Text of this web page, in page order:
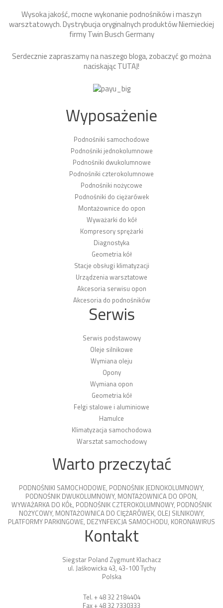
Wysoka jakość, mocne wykonanie podnośników i maszyn
warsztatowych. Dystrybucja oryginalnych produktów Niemieckiej
firmy Twin Busch Germany
Serdecznie zapraszamy na naszego bloga, zobaczyć go można
naciskającTUTAJ!
Wyposażenie
Podnośniki samochodowe
Podnośniki jednokolumnowe
Podnośniki dwukolumnowe
Podnośniki czterokolumnowe
Podnośniki nożycowe
Podnośniki do ciężarówek
Montażownice do opon
Wyważarki do kół
Kompresory sprężarki
Diagnostyka
Geometria kół
Stacje obsługi klimatyzacji
Urządzenia warsztatowe
Akcesoria serwisu opon
Akcesoria do podnośników
Serwis
Serwis podstawowy
Oleje silnikowe
Wymiana oleju
Opony
Wymiana opon
Geometria kół
Felgi stalowe i aluminiowe
Hamulce
Klimatyzacja samochodowa
Warsztat samochodowy
Warto przeczytać
PODNOŚNIKI SAMOCHODOWE, PODNOŚNIK JEDNOKOLUMNOWY,
PODNOŚNIK DWUKOLUMNOWY, MONTAŻOWNICA DO OPON,
WYWAŻARKA DO KÓŁ, PODNOŚNIK CZTEROKOLUMNOWY, PODNOŚNIK
NOŻYCOWY, MONTAŻOWNICA DO CIĘŻARÓWEK, OLEJ SILNIKOWY,
PLATFORMY PARKINGOWE, DEZYNFEKCJA SAMOCHODU, KORONAWIRUS
Kontakt
Siegstar Poland Zygmunt Klachacz
ul. Jaśkowicka 43, 43-100 Tychy
Polska
Tel. + 48 32 2184404
Fax + 48 32 7330333